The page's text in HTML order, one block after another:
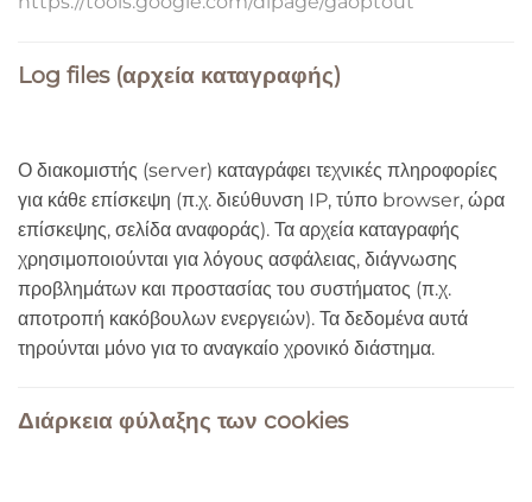
Log files (αρχεία καταγραφής)
Ο διακομιστής (server) καταγράφει τεχνικές πληροφορίες
για κάθε επίσκεψη (π.χ. διεύθυνση IP, τύπο browser, ώρα
επίσκεψης, σελίδα αναφοράς). Τα αρχεία καταγραφής
χρησιμοποιούνται για λόγους ασφάλειας, διάγνωσης
προβλημάτων και προστασίας του συστήματος (π.χ.
αποτροπή κακόβουλων ενεργειών). Τα δεδομένα αυτά
τηρούνται μόνο για το αναγκαίο χρονικό διάστημα.
Διάρκεια φύλαξης των cookies